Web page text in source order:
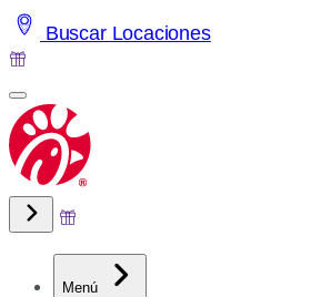
Saltar
al
Buscar Locaciones
Menú